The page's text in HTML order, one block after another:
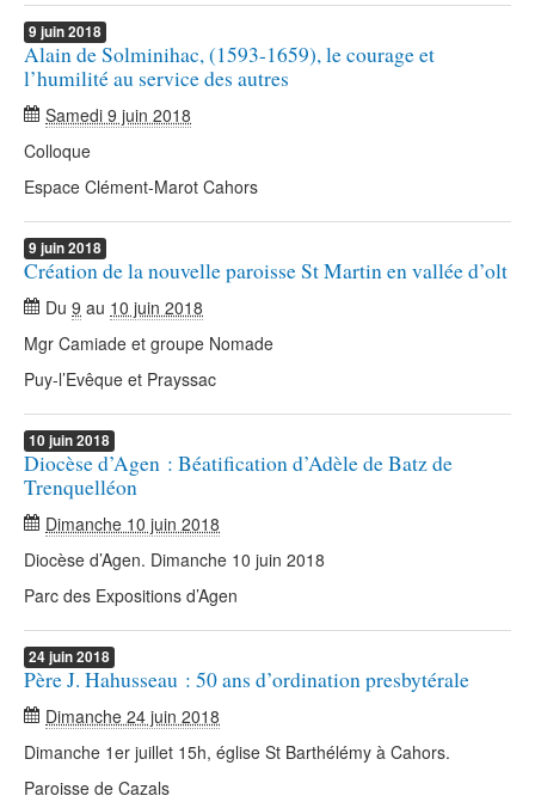
9 juin2018
Alain de Solminihac, (1593-1659), le courage et
l’humilité au service des autres
Samedi 9 juin 2018
Colloque
Espace Clément-Marot Cahors
9 juin2018
Création de la nouvelle paroisse St Martin en vallée d’olt
Du 9 au 10 juin 2018
Mgr Camiade et groupe Nomade
Puy-l’Evêque et Prayssac
10 juin2018
Diocèse d’Agen : Béatification d’Adèle de Batz de
Trenquelléon
Dimanche 10 juin 2018
Diocèse d’Agen. Dimanche 10 juin 2018
Parc des Expositions d’Agen
24juin2018
Père J. Hahusseau : 50 ans d’ordination presbytérale
Dimanche 24 juin 2018
Dimanche 1er juillet 15h, église St Barthélémy à Cahors.
Paroisse de Cazals